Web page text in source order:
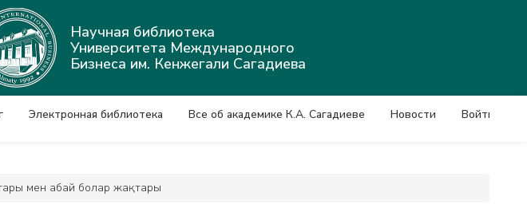
Научная библиотека
Университета Международного
Бизнеса им. Кенжегали Сагадиева
Электронная библиотека Все об академике К.А. Сагадиеве Новости Войти
мен абай болар жақтары